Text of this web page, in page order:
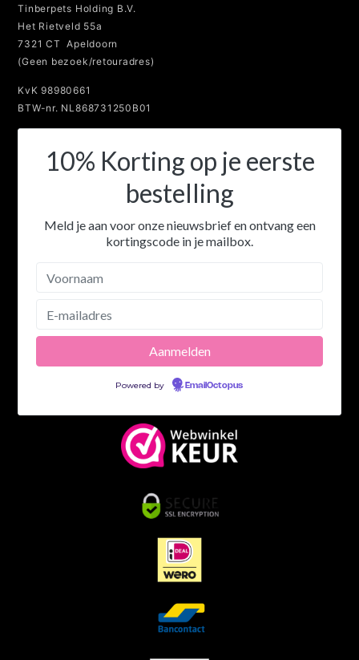
Tinberpets Holding B.V.
Het Rietveld 55a
7321 CT Apeldoorn
(Geen bezoek/retouradres)
KvK 98980661
BTW-nr. NL868731250B01
10% Korting op je eerste
bestelling
Meld je aan voor onze nieuwsbrief en ontvang een
kortingscode in je mailbox.
Powered by EmailOctopus